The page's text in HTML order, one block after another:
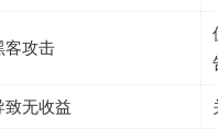
客攻击
致无收益